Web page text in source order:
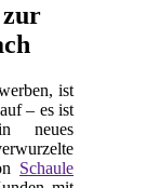
zur
ist
– es ist
neues
Schaule